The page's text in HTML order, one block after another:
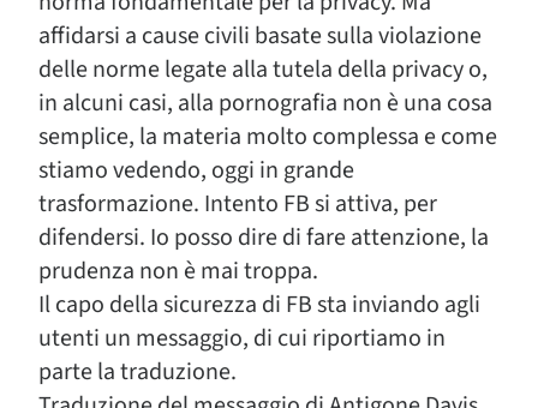
affidarsi a cause civili basate sulla violazione
delle norme legate alla tutela della privacy o,
in alcuni casi, alla pornografia non è una cosa
semplice, la materia molto complessa e come
stiamo vedendo, oggi in grande
trasformazione. Intento FB si attiva, per
difendersi. Io posso dire di fare attenzione, la
prudenza non è mai troppa.
Il capo della sicurezza di FB sta inviando agli
utenti un messaggio, di cui riportiamo in
parte la traduzione.